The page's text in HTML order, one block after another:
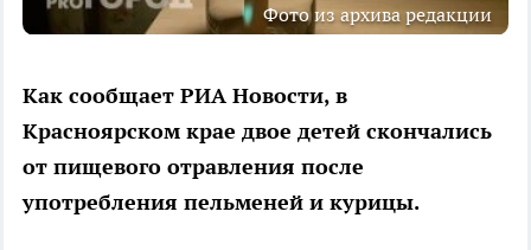
Фото из архива редакции
Как сообщает РИА Новости, в
Красноярском крае двое детей скончались
от пищевого отравления после
употребления пельменей и курицы.